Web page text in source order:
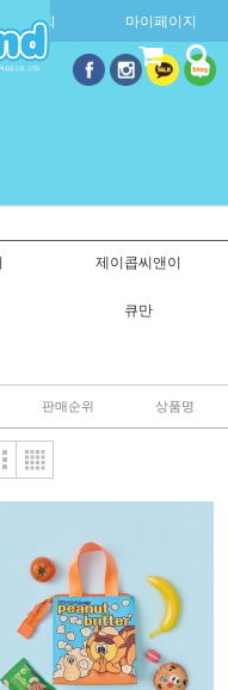
주문조회 마이페이지
제이콥씨앤이
큐만
판매순위 상품명